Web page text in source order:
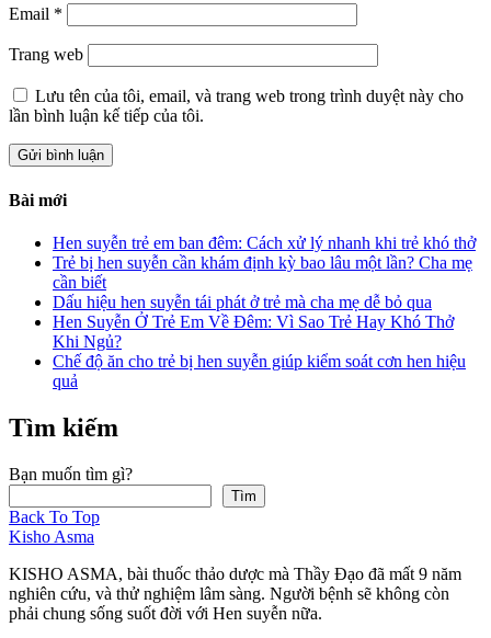
Email *
Trang web
Lưu tên của tôi, email, và trang web trong trình duyệt này cho
lần bình luận kế tiếp của tôi.
Bài mới
Hen suyễn trẻ em ban đêm: Cách xử lý nhanh khi trẻ khó thở
Trẻ bị hen suyễn cần khám định kỳ bao lâu một lần? Cha mẹ
cần biết
Dấu hiệu hen suyễn tái phát ở trẻ mà cha mẹ dễ bỏ qua
Hen Suyễn Ở Trẻ Em Về Đêm: Vì Sao Trẻ Hay Khó Thở
Khi Ngủ?
Chế độ ăn cho trẻ bị hen suyễn giúp kiểm soát cơn hen hiệu
quả
Tìm kiếm
Bạn muốn tìm gì?
Tìm
Back To Top
Kisho Asma
KISHO ASMA, bài thuốc thảo dược mà Thầy Đạo đã mất 9 năm
nghiên cứu, và thử nghiệm lâm sàng. Người bệnh sẽ không còn
phải chung sống suốt đời với Hen suyễn nữa.